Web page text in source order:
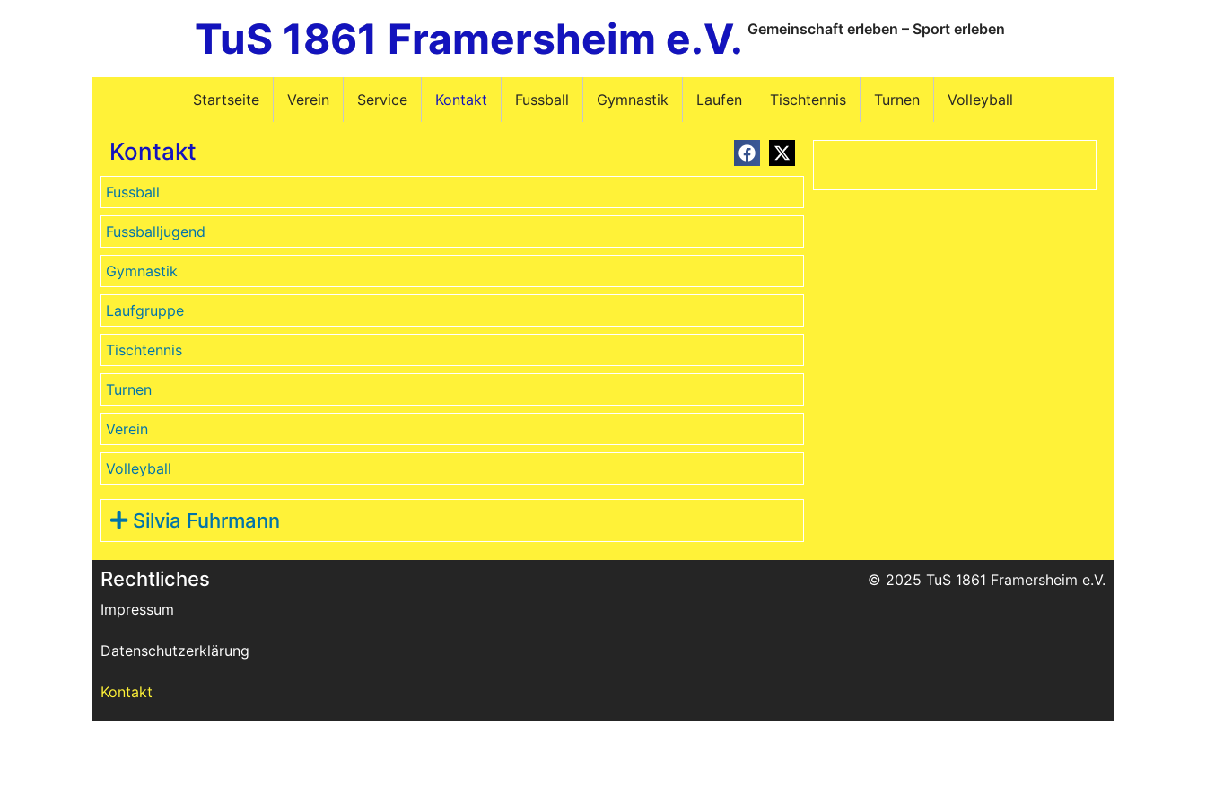
TuS 1861 Framersheim e.V. Gemeinschaft erleben – Sport erleben
Startseite Verein Service Kontakt Fussball Gymnastik Laufen Tischtennis Turnen Volleyball
Kontakt
Fussball
Fussballjugend
Gymnastik
Laufgruppe
Tischtennis
Turnen
Verein
Volleyball
Silvia Fuhrmann
Rechtliches
Impressum
Datenschutzerklärung
Kontakt
© 2025 TuS 1861 Framersheim e.V.